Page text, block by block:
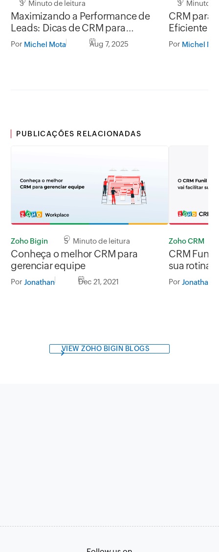
3 Minuto de leitura
Maximizando a Performance de
Leads: Dicas de CRM para
Freelancers
Por Michel Mota Aug 7, 2025
3 Minuto
CRM para
Eficiente
Por Michel
PUBLICAÇÕES RELACIONADAS
Zoho Bigin 5 Minuto de leitura
Conheça o melhor CRM para
gerenciar equipe
Por Jonathan Dec 21, 2021
Zoho CRM
CRM Funil
sua rotina
Por Jonathan
VIEW ZOHO BIGIN BLOGS